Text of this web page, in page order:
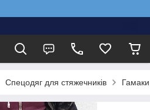
Спецодяг для стяжечників